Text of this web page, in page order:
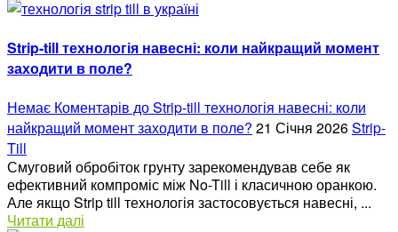
Strip-till технологія навесні: коли найкращий момент
заходити в поле?
Немає Коментарів до Strip-till технологія навесні: коли
найкращий момент заходити в поле? 21 Січня 2026Strip-
Till
Смуговий обробіток грунту зарекомендував себе як
ефективний компроміс між No-Till і класичною оранкою.
Але якщо Strip till технологія застосовується навесні, ...
Читати далі